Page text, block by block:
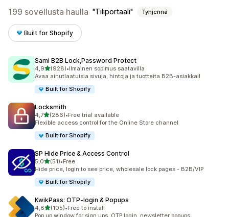
199 sovellusta haulla Tiliportaali Tyhjennä
Built for Shopify
Sami B2B Lock,Password Protect
4,9/ 5 tähteä
(928)
928 arvostelua yhteensä
•Ilmainen sopimus saatavilla
Avaa ainutlaatuisia sivuja, hintoja ja tuotteita B2B-asiakkail
Built for Shopify
Locksmith
4,7/ 5 tähteä
(286)
286 arvostelua yhteensä
•Free trial available
Flexible access control for the Online Store channel
Built for Shopify
SP Hide Price & Access Control
5,0/ 5 tähteä
(51)
51 arvostelua yhteensä
•Free
Hide price, login to see price, wholesale lock pages - B2B/VIP
Built for Shopify
KwikPass: OTP‑login & Popups
4,8/ 5 tähteä
(105)
105 arvostelua yhteensä
•Free to install
Pop up window for sign ups, OTP login, newsletter popups